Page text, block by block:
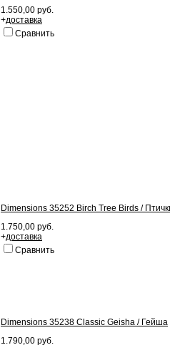
1.550,00 руб.
+доставка
Сравнить
Dimensions 35252 Birch Tree Birds /
1.750,00 руб.
+доставка
Сравнить
Dimensions 35238 Classic Geisha / Гейша
1.790,00 руб.